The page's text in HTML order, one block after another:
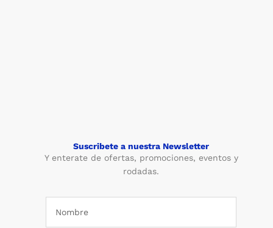
Suscribete a nuestra Newsletter
Y enterate de ofertas, promociones, eventos y
rodadas.